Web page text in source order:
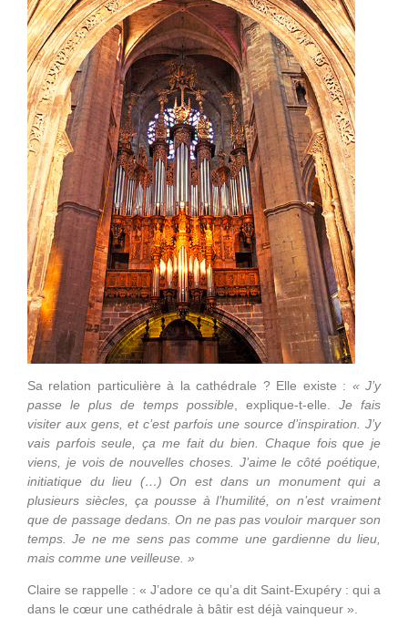
Sa relation particulière à la cathédrale ? Elle existe : « J’y
passe le plus de temps possible , explique-t-elle. Je fais
visiter aux gens, et c’est parfois une source d’inspiration. J’y
vais parfois seule, ça me fait du bien. Chaque fois que je
viens, je vois de nouvelles choses. J’aime le côté poétique,
initiatique du lieu (…) On est dans un monument qui a
plusieurs siècles, ça pousse à l’humilité, on n’est vraiment
que de passage dedans. On ne pas pas vouloir marquer son
temps. Je ne me sens pas comme une gardienne du lieu,
mais comme une veilleuse. »
Claire se rappelle : « J’adore ce qu’a dit Saint-Exupéry : qui a
dans le cœur une cathédrale à bâtir est déjà vainqueur ».